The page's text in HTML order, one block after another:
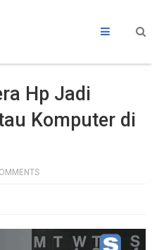
Hp Jadi
Komputer di